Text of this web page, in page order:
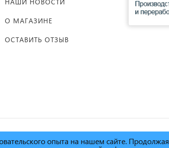
О МАГАЗИНЕ
ОСТАВИТЬ ОТЗЫВ
опыта на нашем сайте. Продолжая